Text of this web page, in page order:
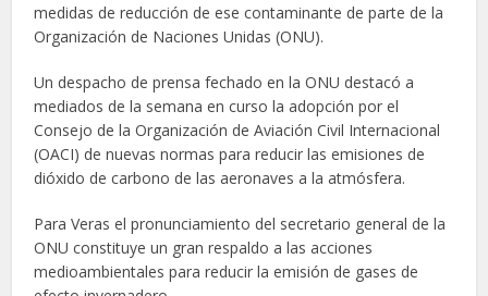
medidas de reducción de ese contaminante de parte de la
Organización de Naciones Unidas (ONU).
Un despacho de prensa fechado en la ONU destacó a
mediados de la semana en curso la adopción por el
Consejo de la Organización de Aviación Civil Internacional
(OACI) de nuevas normas para reducir las emisiones de
dióxido de carbono de las aeronaves a la atmósfera.
Para Veras el pronunciamiento del secretario general de la
ONU constituye un gran respaldo a las acciones
medioambientales para reducir la emisión de gases de